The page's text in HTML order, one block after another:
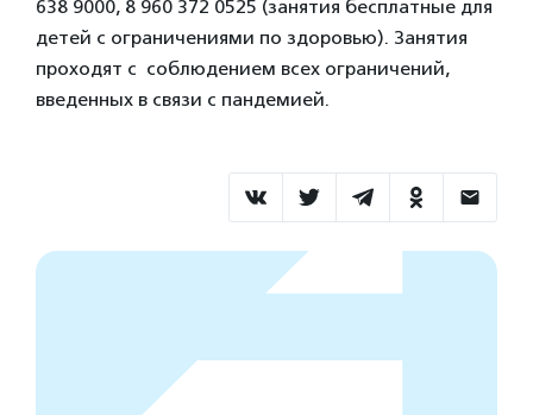
638 9000, 8 960 372 0525 (занятия бесплатные для
детей с ограничениями по здоровью). Занятия
проходят с соблюдением всех ограничений,
введенных в связи с пандемией.